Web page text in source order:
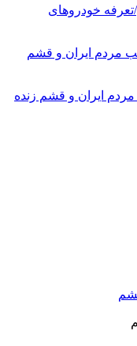
خودروهای
مردم ایران و قشم زنده